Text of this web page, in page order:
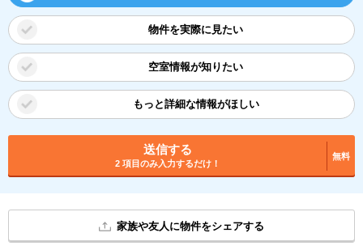
物件を実際に見たい
空室情報が知りたい
もっと詳細な情報がほしい
送信する
2 項目のみ入力するだけ！
無料
家族や友人に物件をシェアする